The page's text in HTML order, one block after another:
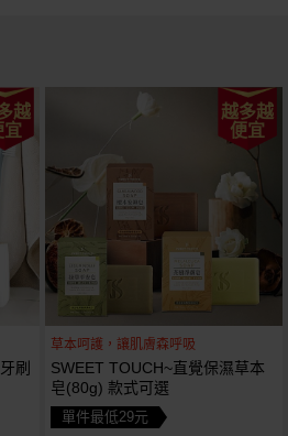
越
宜
刷
越多越
便宜
草本呵護，讓肌膚森呼吸
SWEET TOUCH~直覺保濕草本
皂(80g) 款式可選
單件最低29元